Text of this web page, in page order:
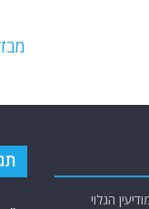
מבזקי
הגלוי